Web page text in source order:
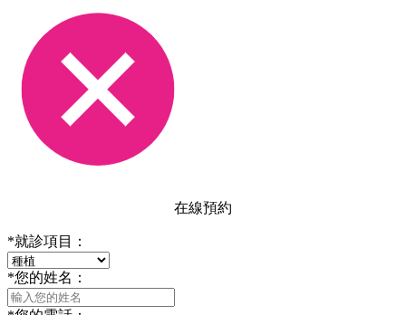
在線預約
*就診項目：
*您的姓名：